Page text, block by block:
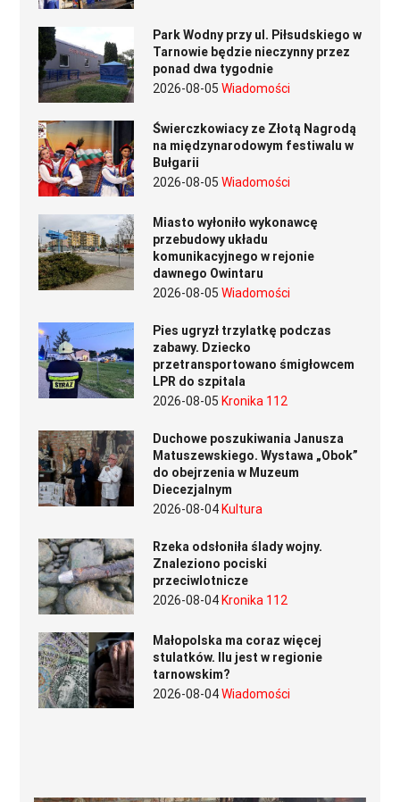
Park Wodny przy ul. Piłsudskiego w
Tarnowie będzie nieczynny przez
ponad dwa tygodnie
2026-08-05 Wiadomości
Świerczkowiacy ze Złotą Nagrodą
na międzynarodowym festiwalu w
Bułgarii
2026-08-05 Wiadomości
Miasto wyłoniło wykonawcę
przebudowy układu
komunikacyjnego w rejonie
dawnego Owintaru
2026-08-05 Wiadomości
Pies ugryzł trzylatkę podczas
zabawy. Dziecko
przetransportowano śmigłowcem
LPR do szpitala
2026-08-05 Kronika 112
Duchowe poszukiwania Janusza
Matuszewskiego. Wystawa „Obok”
do obejrzenia w Muzeum
Diecezjalnym
2026-08-04Kultura
Rzeka odsłoniła ślady wojny.
Znaleziono pociski
przeciwlotnicze
2026-08-04Kronika 112
Małopolska ma coraz więcej
stulatków. Ilu jest w regionie
tarnowskim?
2026-08-04Wiadomości